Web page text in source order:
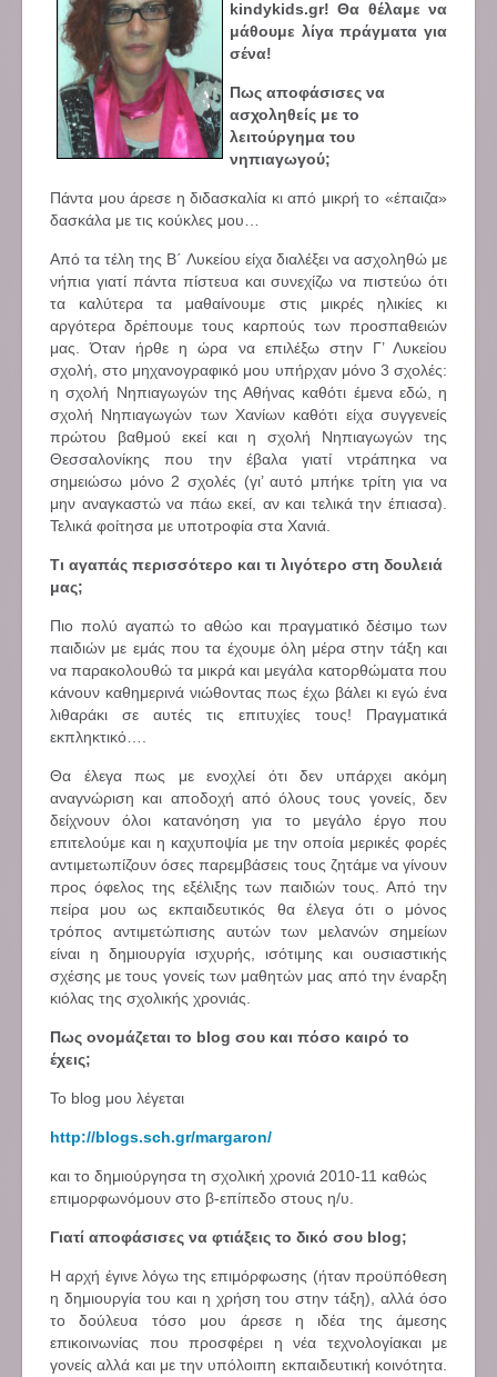
kindykids.gr! Θα θέλαμε να
μάθουμε λίγα πράγματα για
σένα!
Πως αποφάσισες να
ασχοληθείς με το
λειτούργημα του
νηπιαγωγού;
Πάντα μου άρεσε η διδασκαλία κι από μικρή το «έπαιζα»
δασκάλα με τις κούκλες μου…
Από τα τέλη της Β΄ Λυκείου είχα διαλέξει να ασχοληθώ με
νήπια γιατί πάντα πίστευα και συνεχίζω να πιστεύω ότι
τα καλύτερα τα μαθαίνουμε στις μικρές ηλικίες κι
αργότερα δρέπουμε τους καρπούς των προσπαθειών
μας. Όταν ήρθε η ώρα να επιλέξω στην Γ’ Λυκείου
σχολή, στο μηχανογραφικό μου υπήρχαν μόνο 3 σχολές:
η σχολή Νηπιαγωγών της Αθήνας καθότι έμενα εδώ, η
σχολή Νηπιαγωγών των Χανίων καθότι είχα συγγενείς
πρώτου βαθμού εκεί και η σχολή Νηπιαγωγών της
Θεσσαλονίκης που την έβαλα γιατί ντράπηκα να
σημειώσω μόνο 2 σχολές (γι’ αυτό μπήκε τρίτη για να
μην αναγκαστώ να πάω εκεί, αν και τελικά την έπιασα).
Τελικά φοίτησα με υποτροφία στα Χανιά.
Τι αγαπάς περισσότερο και τι λιγότερο στη δουλειά
μας;
Πιο πολύ αγαπώ το αθώο και πραγματικό δέσιμο των
παιδιών με εμάς που τα έχουμε όλη μέρα στην τάξη και
να παρακολουθώ τα μικρά και μεγάλα κατορθώματα που
κάνουν καθημερινά νιώθοντας πως έχω βάλει κι εγώ ένα
λιθαράκι σε αυτές τις επιτυχίες τους! Πραγματικά
εκπληκτικό….
Θα έλεγα πως με ενοχλεί ότι δεν υπάρχει ακόμη
αναγνώριση και αποδοχή από όλους τους γονείς, δεν
δείχνουν όλοι κατανόηση για το μεγάλο έργο που
επιτελούμε και η καχυποψία με την οποία μερικές φορές
αντιμετωπίζουν όσες παρεμβάσεις τους ζητάμε να γίνουν
προς όφελος της εξέλιξης των παιδιών τους. Από την
πείρα μου ως εκπαιδευτικός θα έλεγα ότι ο μόνος
τρόπος αντιμετώπισης αυτών των μελανών σημείων
είναι η δημιουργία ισχυρής, ισότιμης και ουσιαστικής
σχέσης με τους γονείς των μαθητών μας από την έναρξη
κιόλας της σχολικής χρονιάς.
Πως ονομάζεται το blog σου και πόσο καιρό το
έχεις;
Το blog μου λέγεται
http://blogs.sch.gr/margaron/
και το δημιούργησα τη σχολική χρονιά 2010-11 καθώς
επιμορφωνόμουν στο β-επίπεδο στους η/υ.
Γιατί αποφάσισες να φτιάξεις το δικό σου blog;
Η αρχή έγινε λόγω της επιμόρφωσης (ήταν προϋπόθεση
η δημιουργία του και η χρήση του στην τάξη), αλλά όσο
το δούλευα τόσο μου άρεσε η ιδέα της άμεσης
επικοινωνίας που προσφέρει η νέα τεχνολογίακαι με
γονείς αλλά και με την υπόλοιπη εκπαιδευτική κοινότητα.